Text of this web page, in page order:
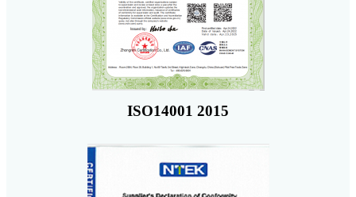
ISO14001 2015